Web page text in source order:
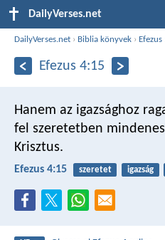
DailyVerses.net
DailyVerses.net › Biblia könyvek › Efezus
Efezus 4:15
Hanem az igazsághoz
fel szeretetben
Krisztus.
Efezus 4:15 szeretet igazság